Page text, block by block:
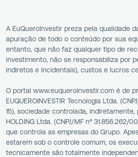
A EuQueroInvestir preza pela qualidade
apuração de todo o conteúdo por sua
entanto, que não faz qualquer tipo de
investimento, não se responsabiliza por
indiretos e incidentais), custos e lucros
O portal www.euqueroinvestir.com é de
EUQUEROINVESTIR Tecnologia Ltda.
15), sociedade controlada, indiretamente,
HOLDING Ltda. (CNPJ/MF nº 31.856.262/
que controla as empresas do Grupo.
estarem sob o controle comum, os
tecnicamente são totalmente